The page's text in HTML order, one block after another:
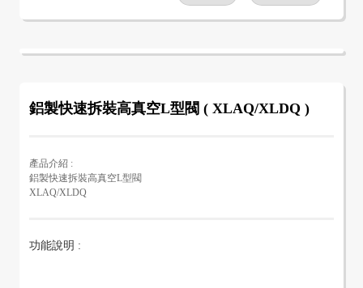
鋁製快速拆裝高真空L型閥 ( XLAQ/XLDQ )
產品介紹 :
鋁製快速拆裝高真空L型閥
XLAQ/XLDQ
功能說明 :